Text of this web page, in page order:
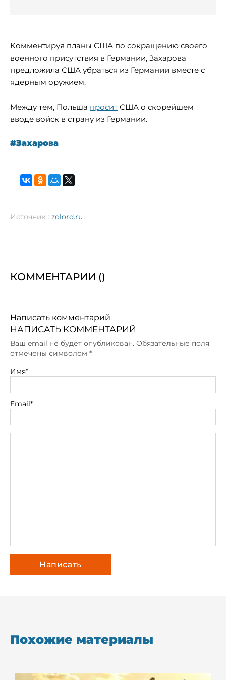
Комментируя планы США по сокращению своего
военного присутствия в Германии, Захарова
предложила США убраться из Германии вместе с
ядерным оружием.
Между тем, Польша просит США о скорейшем
вводе войск в страну из Германии.
#Захарова
Источник : zolord.ru
КОММЕНТАРИИ ()
Написать комментарий
НАПИСАТЬ КОММЕНТАРИЙ
Ваш email не будет опубликован. Обязательные поля
отмечены символом *
Имя*
Email*
Похожие материалы